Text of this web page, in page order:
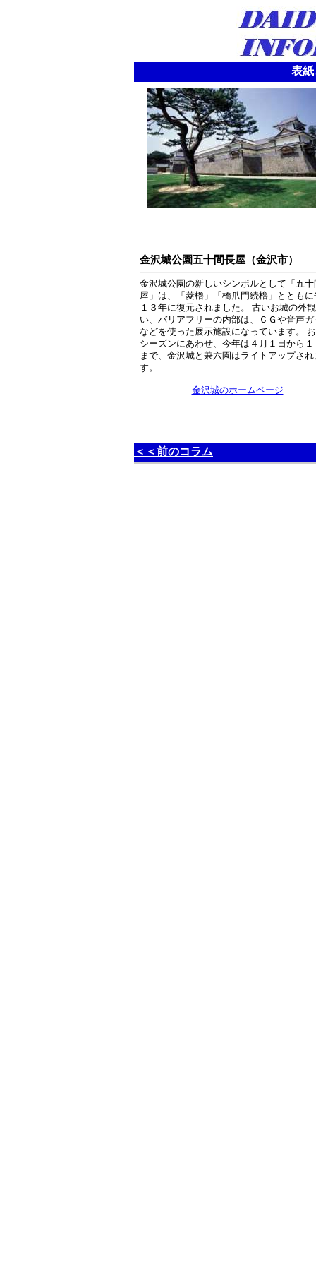
表
金沢城公園五十間長屋（金沢市）
金沢城公園の新しいシンボルとして「五十
屋」は、「菱櫓」「橋爪門続櫓」とともに
１３年に復元されました。 古いお城の外
い、バリアフリーの内部は、ＣＧや音声ガ
などを使った展示施設になっています。
シーズンにあわせ、今年は４月１日から１
まで、金沢城と兼六園はライトアップされ
す。
金沢城のホームページ
＜＜前のコラム